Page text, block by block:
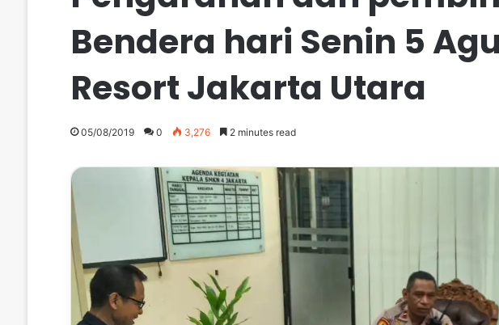
Bendera hari Senin 5
Resort Jakarta Utara
05/08/2019 0 3,276 2 minutes read